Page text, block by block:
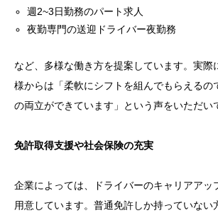
週2~3日勤務のパート求人
夜勤専門の送迎ドライバー夜勤務
など、多様な働き方を提案しています。実際
様からは「柔軟にシフトを組んでもらえるの
の両立ができています」という声をいただい
免許取得支援や社会保険の充実
企業によっては、ドライバーのキャリアアッ
用意しています。普通免許しか持っていない